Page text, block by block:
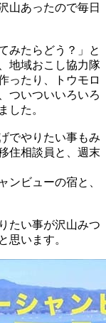
山あったので毎日
みたらどう？」と
地域おこし協力隊
ったり、トウモロ
ついついいろいろ
した。
でやりたい事もみ
住相談員と、週末
ンビューの宿と、
たい事が沢山みつ
思います。